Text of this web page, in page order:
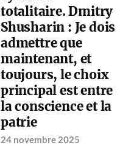
totalitaire. Dmitry
Shusharin : Je dois
admettre que
maintenant, et
toujours, le choix
principal est entre
la conscience et la
patrie
24 novembre 2025